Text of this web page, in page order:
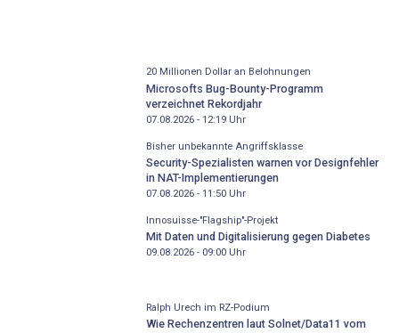
20 Millionen Dollar an Belohnungen
Microsofts Bug-Bounty-Programm
verzeichnet Rekordjahr
07.08.2026 - 12:19Uhr
Bisher unbekannte Angriffsklasse
Security-Spezialisten warnen vor Designfehler
in NAT-Implementierungen
07.08.2026 - 11:50Uhr
Innosuisse-"Flagship"-Projekt
Mit Daten und Digitalisierung gegen Diabetes
09.08.2026 - 09:00Uhr
Ralph Urech im RZ-Podium
Wie Rechenzentren laut Solnet/Data11 vom